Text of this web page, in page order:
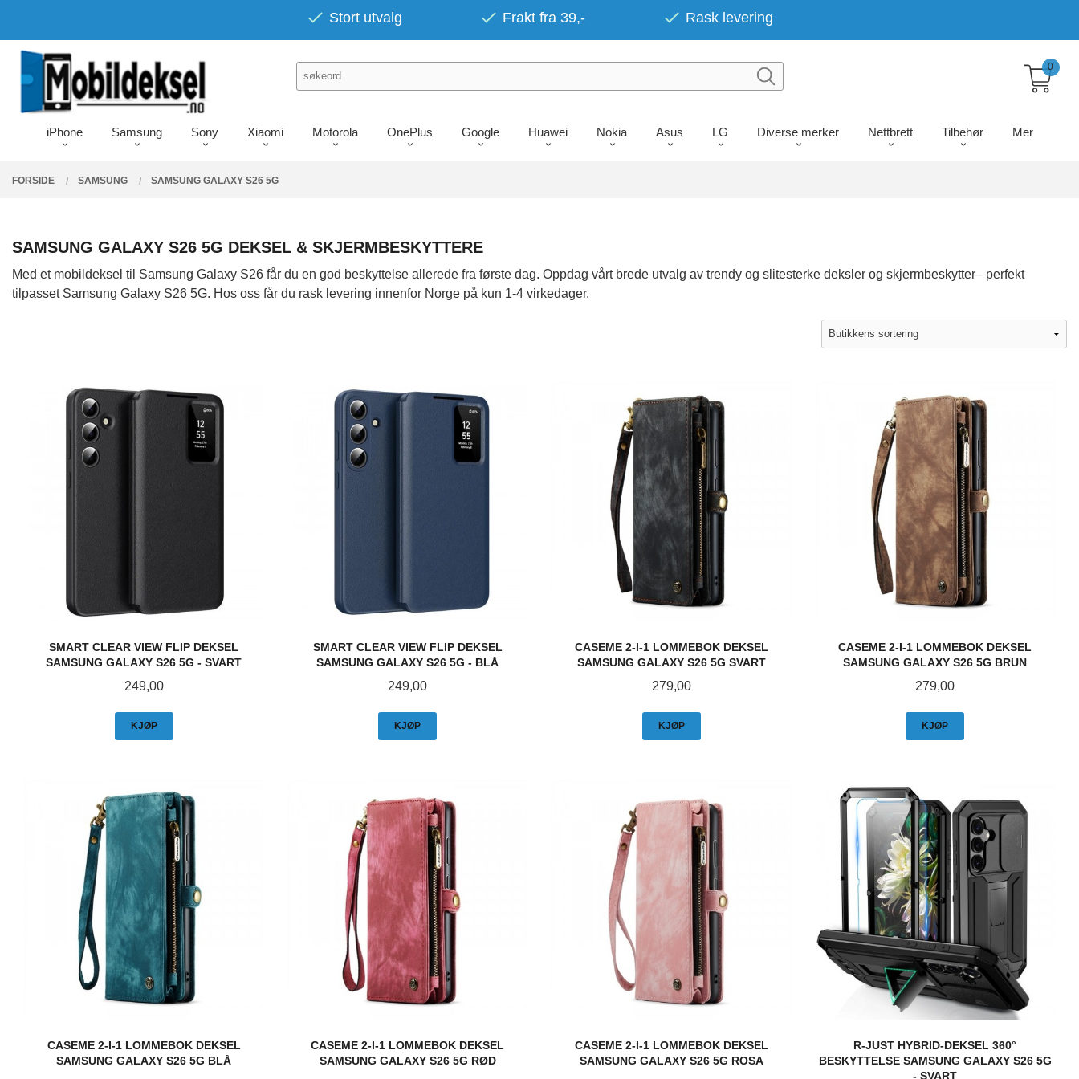
innholdet
Stort utvalg Frakt fra 39,- Rask levering
iPhone Samsung Sony Xiaomi Motorola OnePlus Google Huawei Nokia Asus LG Diverse merker Nettbrett Tilbehør Mer
0
FORSIDE SAMSUNG SAMSUNG GALAXY S26 5G
SAMSUNG GALAXY S26 5G DEKSEL & SKJERMBESKYTTERE
Med et mobildeksel til Samsung Galaxy S26 får du en god beskyttelse allerede fra første dag. Oppdag vårt brede utvalg av trendy og slitesterke deksler og skjermbeskytter– perfekt
tilpasset Samsung Galaxy S26 5G. Hos oss får du rask levering innenfor Norge på kun 1-4 virkedager.
SMART CLEAR VIEW FLIP DEKSEL
SAMSUNG GALAXY S26 5G - SVART
Pris
249,00
KJØP
SMART CLEAR VIEW FLIP DEKSEL
SAMSUNG GALAXY S26 5G - BLÅ
Pris
249,00
KJØP
CASEME 2-I-1 LOMMEBOK DEKSEL
SAMSUNG GALAXY S26 5G SVART
Pris
279,00
KJØP
CASEME 2-I-1 LOMMEBOK DEKSEL
SAMSUNG GALAXY S26 5G BRUN
Pris
279,00
KJØP
CASEME 2-I-1 LOMMEBOK DEKSEL
SAMSUNG GALAXY S26 5G BLÅ
CASEME 2-I-1 LOMMEBOK DEKSEL
SAMSUNG GALAXY S26 5G RØD
CASEME 2-I-1 LOMMEBOK DEKSEL
SAMSUNG GALAXY S26 5G ROSA
R-JUST HYBRID-DEKSEL 360°
BESKYTTELSE SAMSUNG GALAXY S26 5G
- SVART